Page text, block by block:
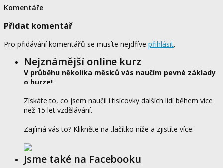
Komentáře
Přidat komentář
Pro přidávání komentářů se musíte nejdříve přihlásit.
Nejznámější online kurz
V průběhu několika měsíců vás naučím pevné základy
o burze!
Získáte to, co jsem naučil i tisícovky dalších lidí během více
než 15 let vzdělávání.
Zajímá vás to? Klikněte na tlačítko níže a zjistíte více:
Jsme také na Facebooku